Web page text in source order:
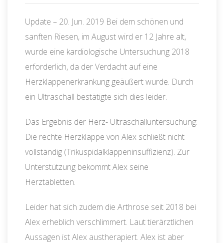
Update – 20. Jun. 2019 Bei dem schönen und
sanften Riesen, im August wird er 12 Jahre alt,
wurde eine kardiologische Untersuchung 2018
erforderlich, da der Verdacht auf eine
Herzklappenerkrankung geäußert wurde. Durch
ein Ultraschall bestätigte sich dies leider.
Das Ergebnis der Herz- Ultraschalluntersuchung:
Die rechte Herzklappe von Alex schließt nicht
vollständig (Trikuspidalklappeninsuffizienz). Zur
Unterstützung bekommt Alex seine
Herztabletten.
Leider hat sich zudem die Arthrose seit 2018 bei
Alex erheblich verschlimmert. Laut tierärztlichen
Aussagen ist Alex austherapiert. Alex ist aber